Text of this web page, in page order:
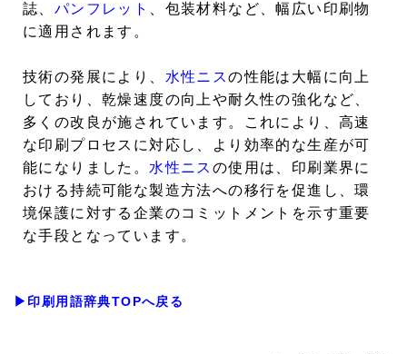
誌、 パンフレット
、包装材料など、幅広い印刷物
に適用されます。
技術の発展により、 水性ニスの性能は大幅に向上
しており、乾燥速度の向上や耐久性の強化など、
多くの改良が施されています。これにより、高速
な印刷プロセスに対応し、より効率的な生産が可
能になりました。 水性ニス の使用は、印刷業界に
おける持続可能な製造方法への移行を促進し、環
境保護に対する企業のコミットメントを示す重要
な手段となっています。
▶印刷用語辞典TOPへ戻る